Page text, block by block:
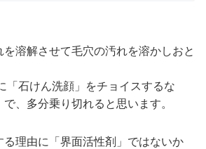
溶解させて毛穴の汚れを溶かしおと
「石けん洗顔」をチョイスするな
、多分乗り切れると思います。
る理由に「界面活性剤」ではないか